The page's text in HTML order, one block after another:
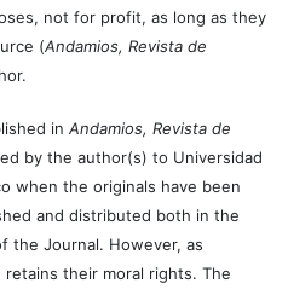
not for profit, as long as they
(Andamios, Revista de
in Andamios, Revista de
by the author(s) to Universidad
when the originals have been
and distributed both in the
the Journal. However, as
their moral rights. The